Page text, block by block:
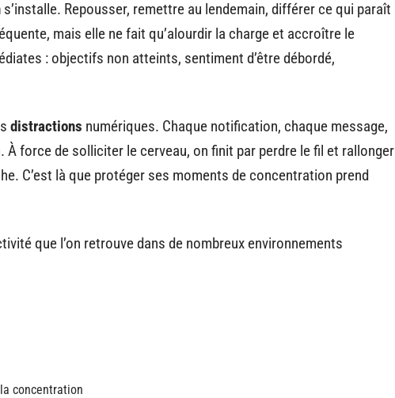
s’installe. Repousser, remettre au lendemain, différer ce qui paraît
mais elle ne fait qu’alourdir la charge et accroître le
: objectifs non atteints, sentiment d’être débordé,
distractions numériques. Chaque notification, chaque message,
À force de solliciter le cerveau, on finit par perdre le fil et rallonger
C’est là que protéger ses moments de concentration prend
que l’on retrouve dans de nombreux environnements
concentration